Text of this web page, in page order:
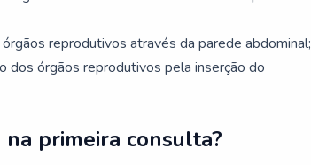
reprodutivos através da parede abdominal;
dos órgãos reprodutivos pela inserção do
primeira consulta?